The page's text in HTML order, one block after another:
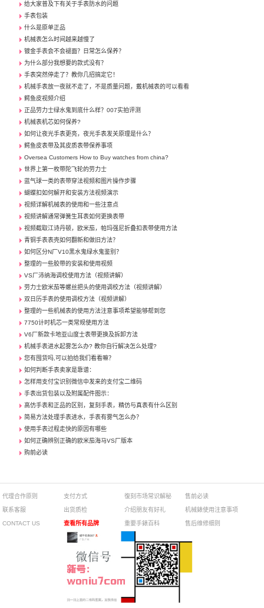
给大家普及下有关于手表防水的问题
手表包装
什么是原单正品
机械表怎么时间越来越慢了
镀金手表会不会褪面？日常怎么保养？
为什么部分我想要的款式没有？
手表突然停走了？教你几招搞定它！
机械手表放一夜就不走了，不是质量问题，戴机械表的可以看看
鳄鱼皮视频介绍
正品劳力士绿水鬼到底什么样？007实拍评测
机械表机芯如何保养?
如何让夜光手表更亮，夜光手表发关原理是什么？
鳄鱼皮表带及其皮质表带保养事项
Oversea Customers How to Buy watches from china?
世界上第一枚带陀飞轮的劳力士
蓝气球一类的表带穿法视频和图片操作步骤
蝴蝶扣如何解开和安装方法视频演示
视频详解机械表的使用和一些注意点
视频讲解通常弹簧生耳表如何更换表带
视频截取江诗丹顿，欧米茄，帕玛强尼折叠扣表带使用方法
青铜手表表壳如何翻新和做旧方法？
如何区分N厂V10黑水鬼绿水鬼鉴别？
整理的一些胶带的安装和使用视频
VS厂沛纳海调校使用方法（视频讲解）
劳力士欧米茄等螺丝把头的使用调校方法（视频讲解）
双日历手表的使用调校方法（视频讲解）
整理的一些机械表的使用方法注意事项希望能够帮到您
7750计时机芯一类常规使用方法
V6厂新款卡地亚山度士表带更换及拆卸方法
机械手表进水起雾怎么办? 教你自行解决怎么处理?
您有囤货吗,可以拍给我们看看嘛？
如何判断手表卖家是靠谱：
怎样用支付宝识别微信中发来的支付宝二维码
手表出货包装以及附属配件图示：
高仿手表和正品的区别，复刻手表，精仿与真表有什么区别
简易方法处理手表进水，手表有雾气怎么办？
使用手表过程走快的原因有哪些
如何正确辨别正确的欧米茄海马VS厂版本
购前必读
代理合作原则
联系客服
CONTACT US
支付方式
出货质检
查看所有品牌
復刻市场常识解秘
介绍朋友有好礼
重要手錶百科
售前必读
机械錶使用注意事项
售后维修细则